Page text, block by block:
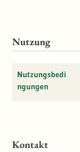
Nutzung
Nutzungsbedi
ngungen
Kontakt